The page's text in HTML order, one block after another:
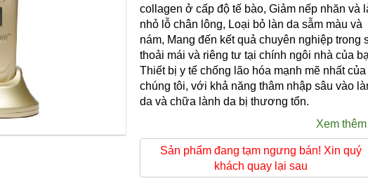
collagen ở cấp độ tế bào, Giảm nếp nhăn và
nhỏ lỗ chân lông, Loại bỏ làn da sẫm màu và
nám, Mang đến kết quả chuyên nghiệp trong
thoải mái và riêng tư tại chính ngôi nhà của
Thiết bị y tế chống lão hóa mạnh mẽ nhất của
chúng tôi, với khả năng thâm nhập sâu vào
da và chữa lành da bị thương tổn.
Xem
Sản phẩm đang tạm ngưng bán! Xin quý
khách quay lại sau